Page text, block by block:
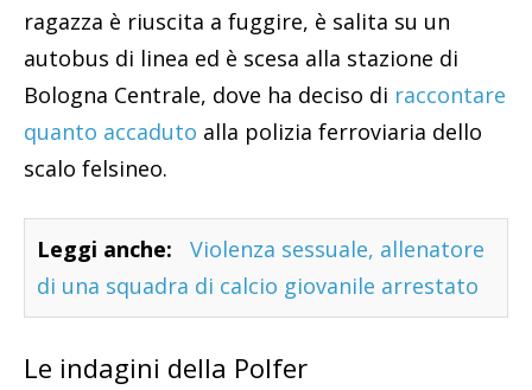
ragazza è riuscita a fuggire, è salita su un
autobus di linea ed è scesa alla stazione di
Bologna Centrale, dove ha deciso di raccontare
quanto accaduto alla polizia ferroviaria dello
scalo felsineo.
Leggi anche:
Violenza sessuale, allenatore
di una squadra di calcio giovanile arrestato
Le indagini della Polfer